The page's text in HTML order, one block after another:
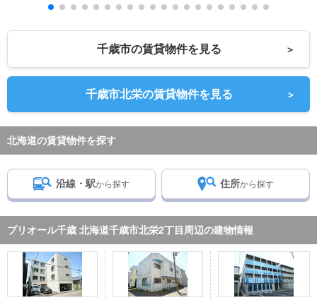
千歳市の賃貸物件を見る ＞
千歳市北栄の賃貸物件を見る ＞
北海道の賃貸物件を探す
沿線・駅から探す 住所から探す
プリオール千歳 北海道千歳市北栄2丁目周辺の建物情報